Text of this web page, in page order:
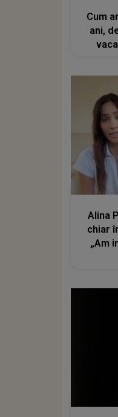
Cum
ani,
Alina
chiar
„Am